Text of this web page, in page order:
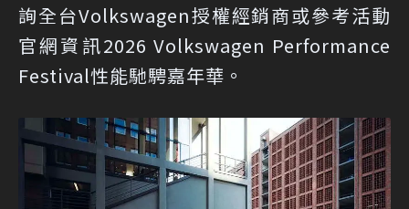
詢全台Volkswagen授權經銷商或參考活動
官網資訊2026 Volkswagen Performance
Festival性能馳騁嘉年華 。